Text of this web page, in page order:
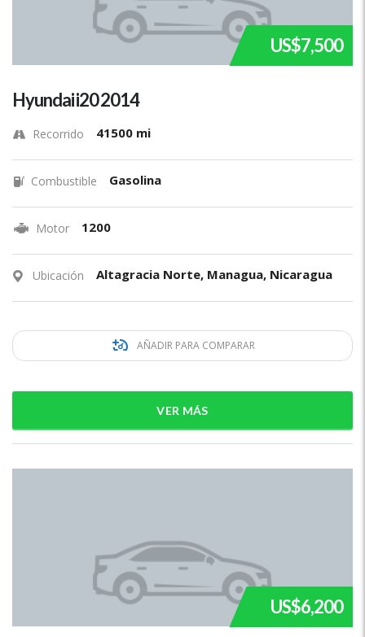
US$7,500
Hyundai i20 2014
Recorrido 41500 mi
Combustible Gasolina
Motor 1200
Ubicación Altagracia Norte, Managua, Nicaragua
AÑADIR PARA COMPARAR
VER MÁS
US$6,200